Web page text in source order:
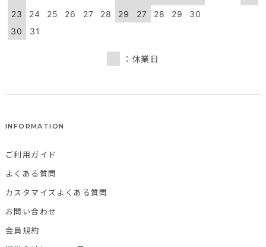
23
24 25 26 27 28
29
30
31
27
28 29 30
：休業日
INFORMATION
ご利用ガイド
よくある質問
カスタマイズよくある質問
お問い合わせ
会員規約